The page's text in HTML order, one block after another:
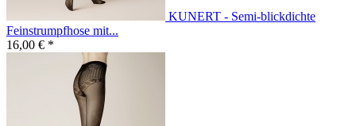
KUNERT - Semi-blickdichte
Feinstrumpfhose mit...
16,00 € *